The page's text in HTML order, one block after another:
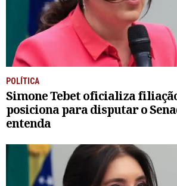
POLÍTICA
Simone Tebet oficializa filiação
posiciona para disputar o
entenda